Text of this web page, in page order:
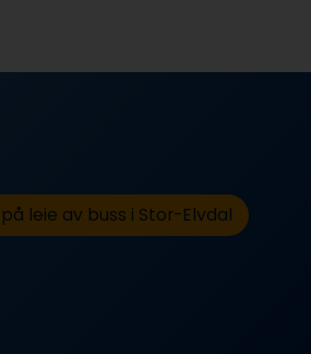
leie av buss i Stor-Elvdal